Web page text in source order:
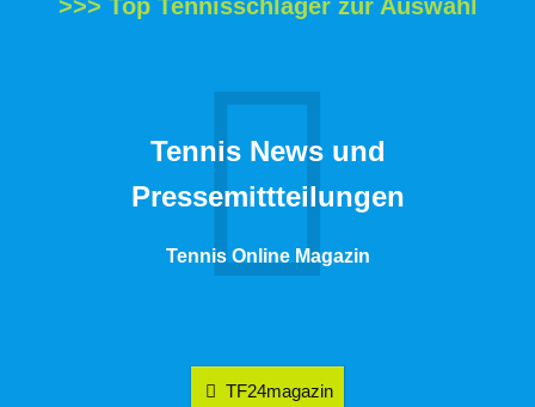
>>> Top Tennisschläger zur Auswahl
Tennis News und
Pressemittteilungen
Tennis Online Magazin
TF24magazin